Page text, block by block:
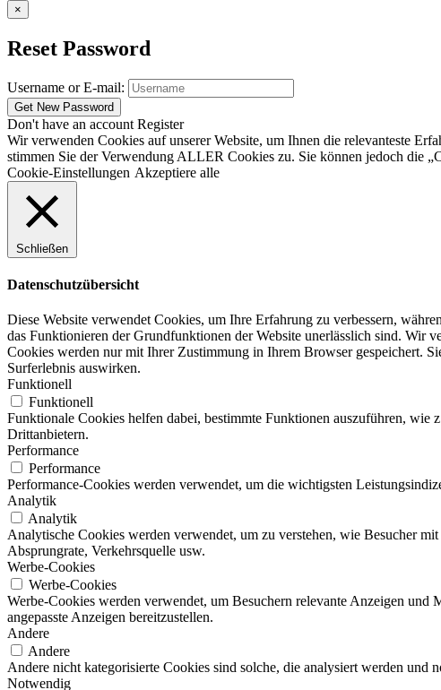
×
Reset Password
Username or E-mail:
Don't have an account Register
Wir verwenden Cookies auf unserer Website, um Ihnen die relevanteste
stimmen Sie der Verwendung ALLER Cookies zu. Sie können jedoch die
Cookie-Einstellungen Akzeptiere alle
Schließen
Datenschutzübersicht
Diese Website verwendet Cookies, um Ihre Erfahrung zu verbessern,
das Funktionieren der Grundfunktionen der Website unerlässlich sind. Wir
Cookies werden nur mit Ihrer Zustimmung in Ihrem Browser gespeichert.
Surferlebnis auswirken.
Funktionell
Funktionell
Funktionale Cookies helfen dabei, bestimmte Funktionen auszuführen,
Drittanbietern.
Performance
Performance
Performance-Cookies werden verwendet, um die wichtigsten
Analytik
Analytik
Analytische Cookies werden verwendet, um zu verstehen, wie Besucher
Absprungrate, Verkehrsquelle usw.
Werbe-Cookies
Werbe-Cookies
Werbe-Cookies werden verwendet, um Besuchern relevante Anzeigen
angepasste Anzeigen bereitzustellen.
Andere
Andere
Andere nicht kategorisierte Cookies sind solche, die analysiert werden und
Notwendig